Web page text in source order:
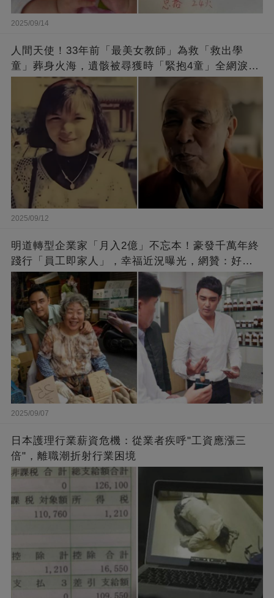
2025/09/14
人間天使！33年前「最美女教師」為救「救出學
童」葬身火海，遺骸被尋獲時「緊抱4童」全網淚
崩：真正的英雄不該被遺忘
2025/09/12
明道轉型企業家「月入2億」不忘本！豪發千萬年終
踐行「員工即家人」，幸福近況曝光，網贊：好老
闆的福報
2025/09/07
日本護理行業薪資危機：從業者疾呼"工資應漲三
倍"，離職潮折射行業困境